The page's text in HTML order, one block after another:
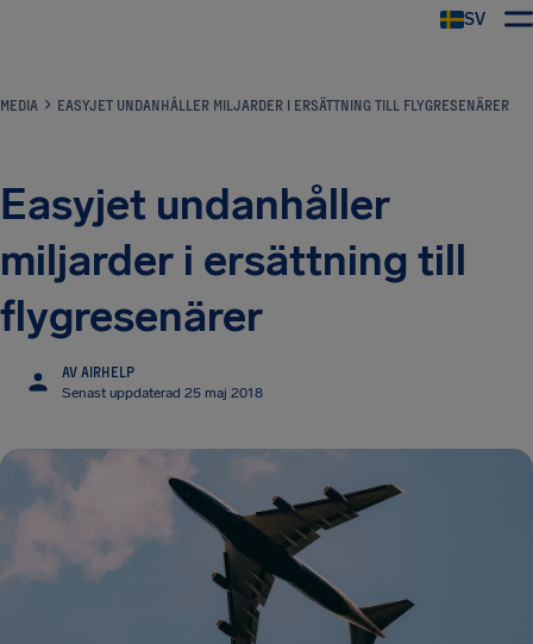
SV
MEDIA EASYJET UNDANHÅLLER MILJARDER I ERSÄTTNING TILL FLYGRESENÄRER
Easyjet undanhåller
miljarder i ersättning till
flygresenärer
AV AIRHELP
Senast uppdaterad 25 maj 2018